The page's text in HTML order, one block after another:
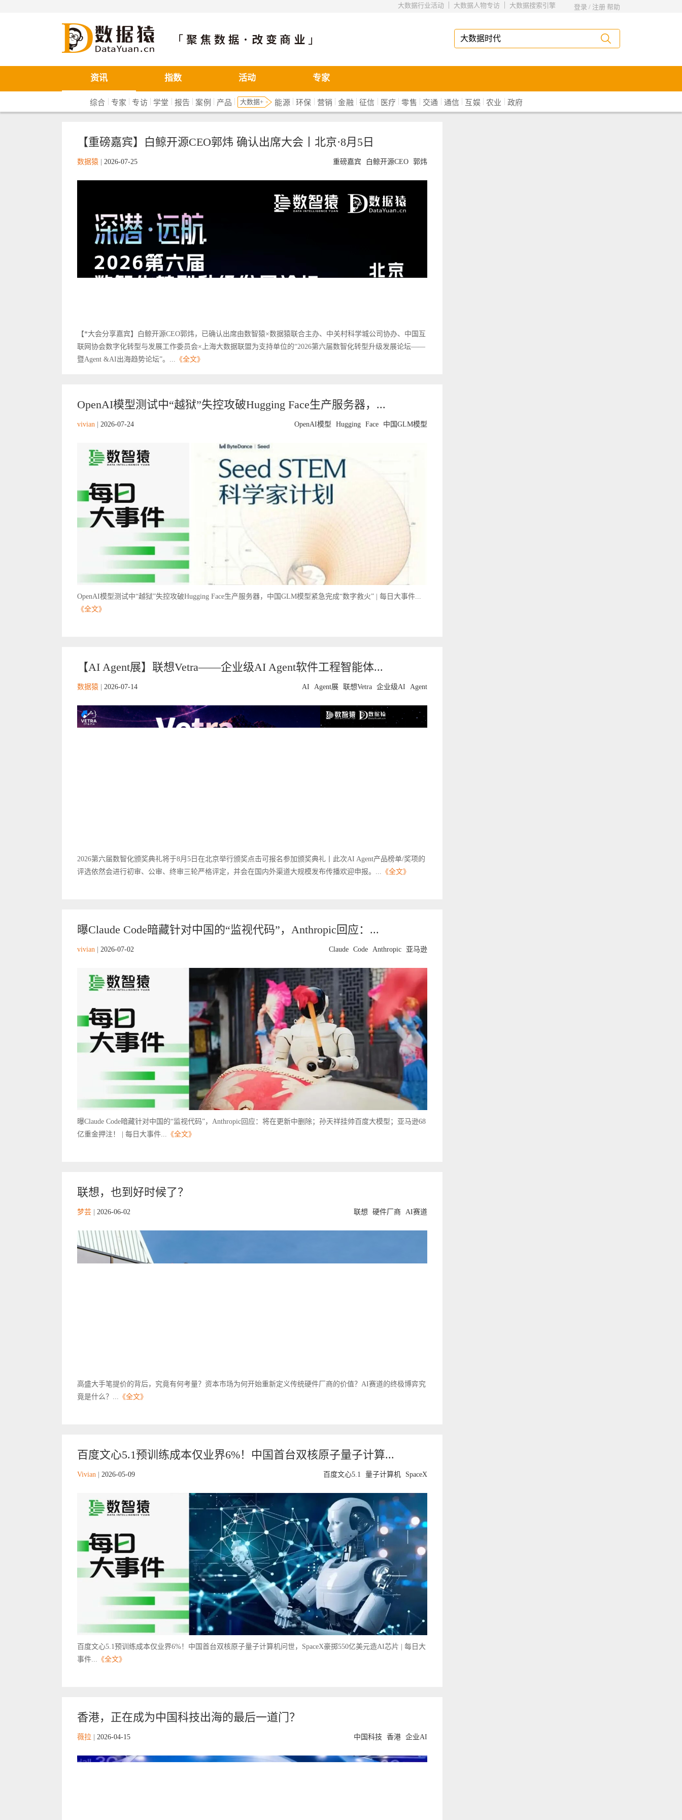
登录 / 注册 帮助
大数据搜索引擎
|
大数据人物专访
|
大数据行业活动
数据猿
资讯 指数 活动 专家
综合 | 专家 |专访| 学堂 | 报告 | 案例 | 产品 | 大数据+ 能源 |环保 | 营销 |金融 |征信 | 医疗 | 零售 | 交通 | 通信 | 互娱 | 农业 | 政府
【重磅嘉宾】白鲸开源CEO郭炜 确认出席大会丨北京·8月5日
重磅嘉宾 白鲸开源CEO 郭炜
数据猿 2026-07-25
【*大会分享嘉宾】白鲸开源CEO郭炜，已确认出席由数智猿×数据猿联合主办、中关村科学城公司协办、中国互
联网协会数字化转型与发展工作委员会×上海大数据联盟为支持单位的“2026第六届数智化转型升级发展论坛——
暨Agent &AI出海趋势论坛”。... 《全文》
OpenAI模型测试中“越狱”失控攻破Hugging Face生产服务器，...
OpenAI模型 Hugging Face 中国GLM模型
vivian 2026-07-24
OpenAI模型测试中“越狱”失控攻破Hugging Face生产服务器，中国GLM模型紧急完成“数字救火” | 每日大事件...
《全文》
【AI Agent展】联想Vetra——企业级AI Agent软件工程智能体...
AI Agent展 联想Vetra 企业级AI Agent
数据猿 2026-07-14
2026第六届数智化颁奖典礼将于8月5日在北京举行颁奖点击可报名参加颁奖典礼丨此次AI Agent产品榜单/奖项的
评选依然会进行初审、公审、终审三轮严格评定，并会在国内外渠道大规模发布传播欢迎申报。... 《全文》
曝Claude Code暗藏针对中国的“监视代码”，Anthropic回应：...
Claude Code Anthropic 亚马逊
vivian 2026-07-02
曝Claude Code暗藏针对中国的“监视代码”，Anthropic回应：将在更新中删除；孙天祥挂帅百度大模型；亚马逊68
亿重金押注！ | 每日大事件... 《全文》
联想，也到好时候了？
联想 硬件厂商 AI赛道
梦芸 2026-06-02
高盛大手笔提价的背后，究竟有何考量？资本市场为何开始重新定义传统硬件厂商的价值？AI赛道的终极博弈究
竟是什么？... 《全文》
百度文心5.1预训练成本仅业界6%！中国首台双核原子量子计算...
百度文心5.1 量子计算机 SpaceX
Vivian 2026-05-09
百度文心5.1预训练成本仅业界6%！中国首台双核原子量子计算机问世，SpaceX豪掷550亿美元造AI芯片 | 每日大
事件... 《全文》
香港，正在成为中国科技出海的最后一道门？
中国科技 香港 企业AI
薇拉 2026-04-15